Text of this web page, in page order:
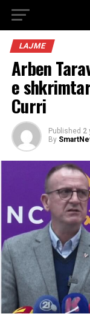
LAJME
Arben
e
Curri
Published 2
By